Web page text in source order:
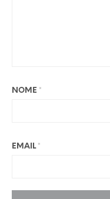
NOME *
EMAIL *